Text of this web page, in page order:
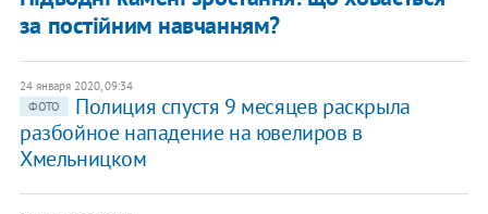
за постійним навчанням?
24 января 2020, 09:34
ФОТО
Полиция спустя 9 месяцев раскрыла
разбойное нападение на ювелиров в
Хмельницком